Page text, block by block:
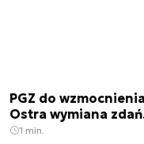
PGZ do
Ostra wymiana
1 min.